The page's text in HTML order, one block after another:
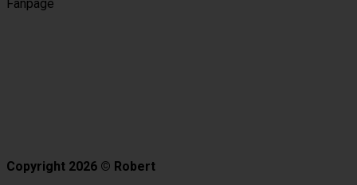
Fanpage
Copyright 2026 © Robert